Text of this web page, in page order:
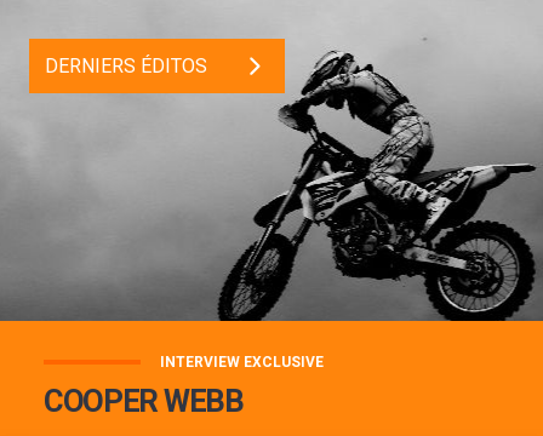
DERNIERS ÉDITOS
INTERVIEW EXCLUSIVE
COOPER WEBB